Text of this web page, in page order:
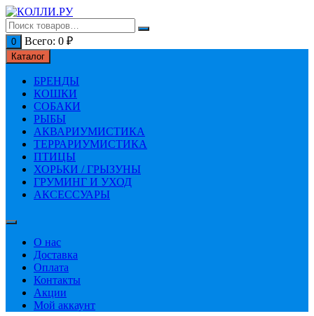
Перейти
к
содержимому
0 Всего: 0 ₽
Каталог
БРЕНДЫ
КОШКИ
СОБАКИ
РЫБЫ
АКВАРИУМИСТИКА
ТЕРРАРИУМИСТИКА
ПТИЦЫ
ХОРЬКИ / ГРЫЗУНЫ
ГРУМИНГ И УХОД
АКСЕССУАРЫ
О нас
Доставка
Оплата
Контакты
Акции
Мой аккаунт